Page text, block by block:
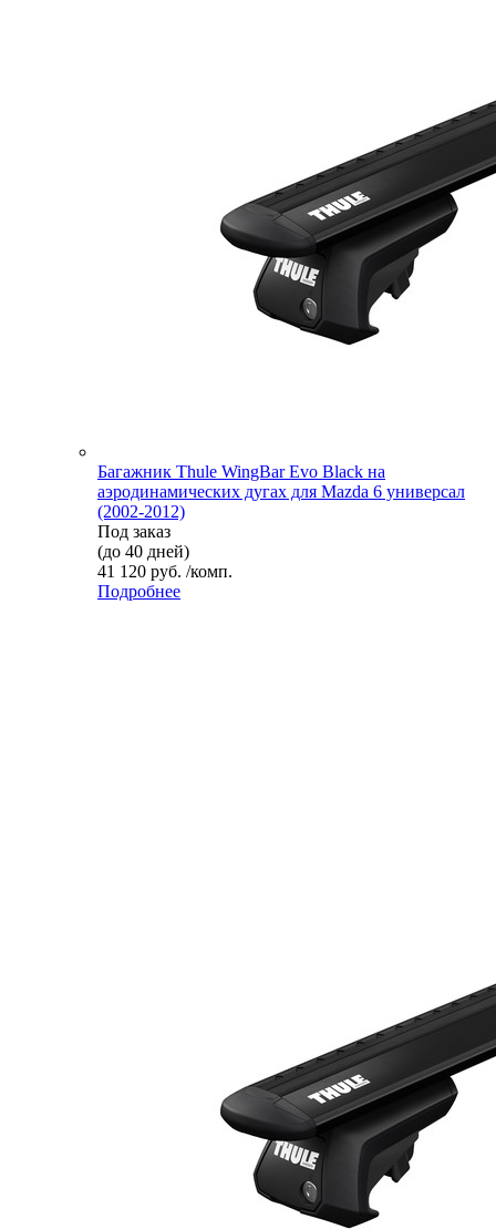
Багажник Thule WingBar Evo Black на
аэродинамических дугах для Mazda 6 универсал
(2002-2012)
Под заказ
(до 40 дней)
41 120 руб. /комп.
Подробнее